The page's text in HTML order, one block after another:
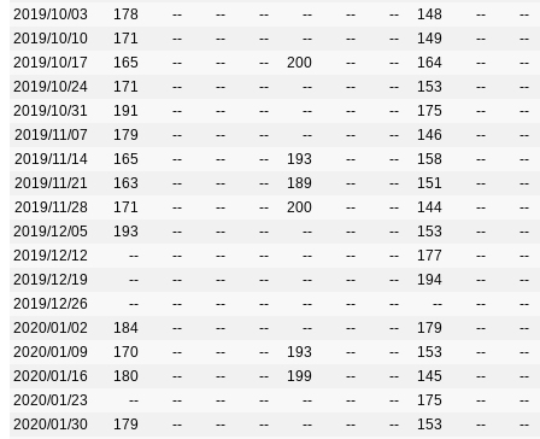
2019/10/03
178 -- -- -- -- -- -- 148 --
--
2019/10/10
171 -- -- -- -- -- -- 149 --
--
2019/10/17
165 -- -- -- 200 -- -- 164 --
--
2019/10/24
171 -- -- -- -- -- -- 153 --
--
2019/10/31
191 -- -- -- -- -- -- 175 --
--
2019/11/07
179 -- -- -- -- -- -- 146 --
--
2019/11/14
165 -- -- -- 193 -- -- 158 --
--
2019/11/21
163 -- -- -- 189 -- -- 151 --
--
2019/11/28
171 -- -- -- 200 -- -- 144 --
--
2019/12/05
193 -- -- -- -- -- -- 153 --
--
2019/12/12
-- -- -- -- -- -- -- 177 --
--
2019/12/19
-- -- -- -- -- -- -- 194 --
--
2019/12/26
-- -- -- -- -- -- -- -- --
--
2020/01/02
184 -- -- -- -- -- -- 179 --
--
2020/01/09
170 -- -- -- 193 -- -- 153 --
--
2020/01/16
180 -- -- -- 199 -- -- 145 --
--
2020/01/23
-- -- -- -- -- -- -- 175 --
--
2020/01/30
179 -- -- -- -- -- -- 153 --
--